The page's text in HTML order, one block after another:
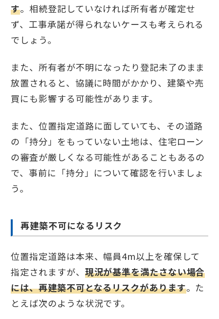
す。相続登記していなければ所有者が確定せ
ず、工事承諾が得られないケースも考えられる
でしょう。
また、所有者が不明になったり登記未了のまま
放置されると、協議に時間がかかり、建築や売
買にも影響する可能性があります。
また、位置指定道路に面していても、その道路
の「持分」をもっていない土地は、住宅ローン
の審査が厳しくなる可能性があることもあるの
で、事前に「持分」について確認を行いましょ
う。
再建築不可になるリスク
位置指定道路は本来、幅員4m以上を確保して
指定されますが、 現況が基準を満たさない場合
には、再建築不可となるリスクがあります。た
とえば次のような状況です。